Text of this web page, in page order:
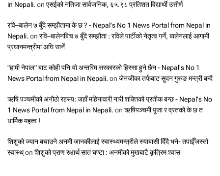
in Nepali. on एसईको नतिजा सार्वजनिक, ६५.९८ प्रतिशत विद्यार्थी उत्तीर्ण
रवि–बालेन ७ बुँदे सम्झौतामा के छ ? - Nepal's No 1 News Portal from Nepal in
Nepali. on रवि–बालेनबिच ७ बुँदे सम्झौता : रविले पार्टीको नेतृत्व गर्ने, बालेनलाई आगामी
प्रधानमन्त्रीमा अघि सार्ने
"हामी नेपाल" बाट कोही पनि यो अन्तरिम सरकारको हिस्सा हुने छैन - Nepal's No 1
News Portal from Nepal in Nepali. on जेनजीका तर्फबाट सुदन गुरुङ मन्त्री बन्दै
ऋषि पञ्चमीको अनौठो रहस्य: जहाँ महिनावारी नारी शक्तिको प्रतीक बन्छ - Nepal's No
1 News Portal from Nepal in Nepali. on ऋषिपञ्चमी पूजा र व्रतको के छ त
धार्मिक महत्व !
शिशुको ज्यान बचाउने अनमी जानकीलाई स्वास्थ्यमन्त्रीले स्याबासी दिँदै भने- तपाईँजस्तो
स्वास्थ्on शिशुको प्राण रक्षार्थ सात घण्टा : अनमीको मुखबाटै कृत्रिम श्वास